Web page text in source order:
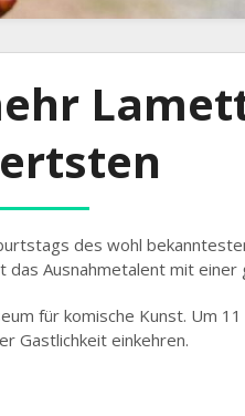
des wohl
Ausnahmetalent mit einer
für komische Kunst. Um
Gastlichkeit einkehren.